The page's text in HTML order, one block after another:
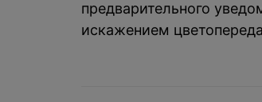
предварительного
искажением